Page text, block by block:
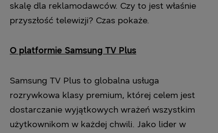
skalę dla reklamodawców. Czy to jest właśnie
przyszłość telewizji? Czas pokaże.
O platformie Samsung TV Plus
Samsung TV Plus to globalna usługa
rozrywkowa klasy premium, której celem jest
dostarczanie wyjątkowych wrażeń wszystkim
użytkownikom w każdej chwili. Jako lider w